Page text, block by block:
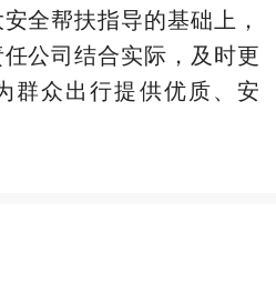
全帮扶指导的基础上，
公司结合实际，及时更
群众出行提供优质、安